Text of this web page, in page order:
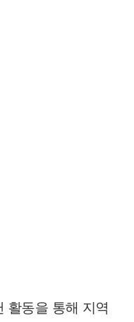
활동을 통해 지역